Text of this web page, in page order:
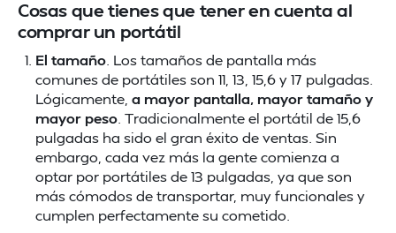
Cosas que tienes que tener en cuenta al
comprar un portátil
El tamaño. Los tamaños de pantalla más
comunes de portátiles son 11, 13, 15,6 y 17 pulgadas.
Lógicamente, a mayor pantalla, mayor tamaño y
mayor peso. Tradicionalmente el portátil de 15,6
pulgadas ha sido el gran éxito de ventas. Sin
embargo, cada vez más la gente comienza a
optar por portátiles de 13 pulgadas, ya que son
más cómodos de transportar, muy funcionales y
cumplen perfectamente su cometido.